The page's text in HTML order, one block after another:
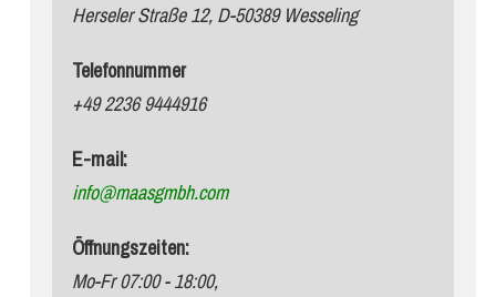
Herseler Straße 12, D-50389 Wesseling
Telefonnummer
+49 2236 9444916
E-mail:
info@maasgmbh.com
Öffnungszeiten:
Mo-Fr 07:00 - 18:00,